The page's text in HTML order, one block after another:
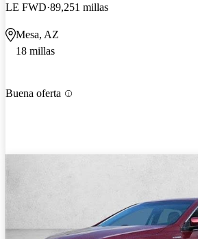
LE FWD 89,251 millas
Mesa, AZ
18 millas
Buena oferta